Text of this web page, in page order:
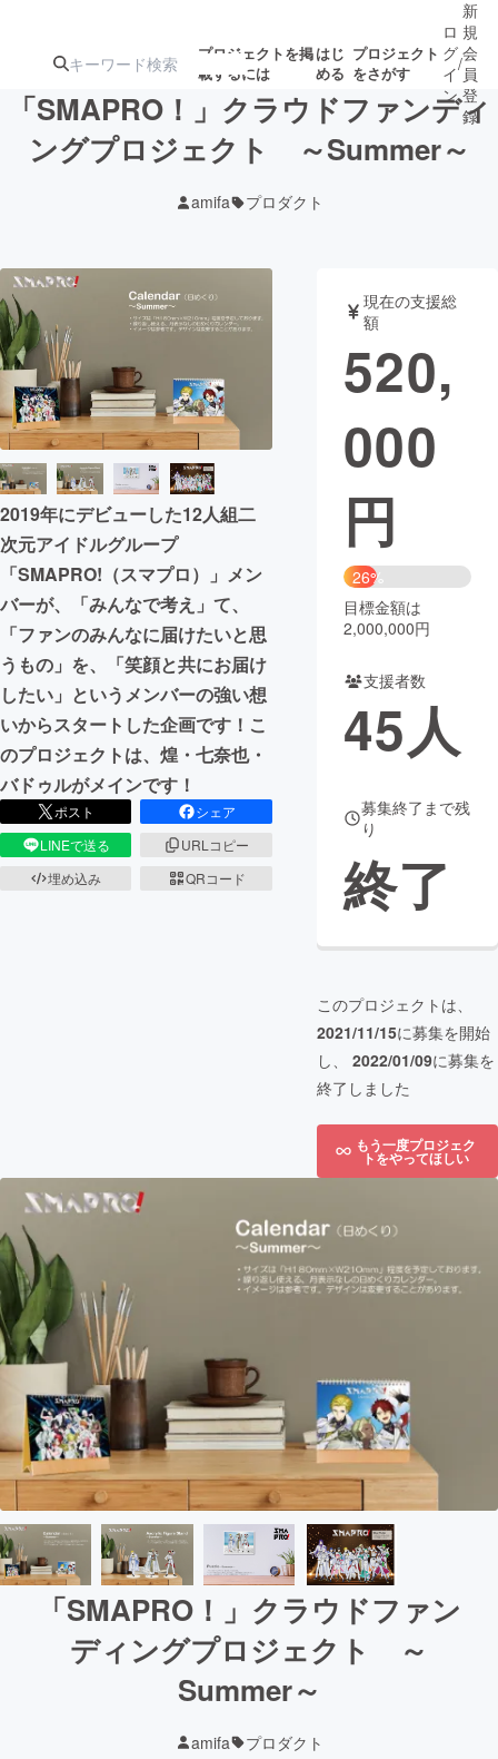
プロジェクトを掲
載するには
はじ
める
プロジェクト
をさがす
注目の新着プロ
ジェクト
ロジェクト
アート・写真 音楽
ゲーム・サ
映像・映画
ビジネス・起業
まちづくり・地域活性化
CAMPFIRE for Social Good
CAMPFIRE Creation
CAMPFIREふるさと納税machi-ya コミュニティ
ロ
グ
イ
ン
/
新
規
会
員
登
録
「SMAPRO！」クラウドファンディ
ングプロジェクト ～Summer～
amifa プロダクト
2019年にデビューした12人組二
次元アイドルグループ
「SMAPRO!（スマプロ）」メン
バーが、「みんなで考え」て、
「ファンのみんなに届けたいと思
うもの」を、「笑顔と共にお届け
したい」というメンバーの強い想
いからスタートした企画です！こ
のプロジェクトは、煌・七奈也・
バドゥルがメインです！
ポスト
シェア
LINEで送る
URLコピー
埋め込み
QRコード
現在の支援総
額
520,
000
円
26%
目標金額は
2,000,000円
支援者数
45人
募集終了まで残
り
終了
このプロジェクトは、
2021/11/15に募集を開始
し、 2022/01/09に募集を
終了しました
もう一度プロジェク
トをやってほしい
「SMAPRO！」クラウドファン
ディングプロジェクト ～
Summer～
amifa プロダクト